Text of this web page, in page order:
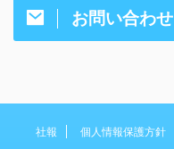
お問い合わせ
社報 個人情報保護方針